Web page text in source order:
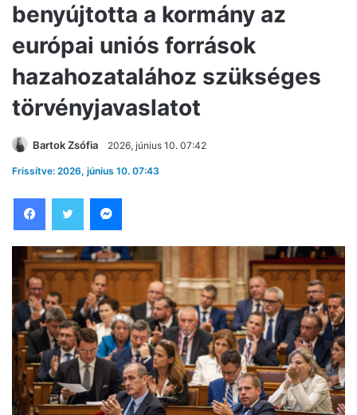
benyújtotta a kormány az
európai uniós források
hazahozatalához szükséges
törvényjavaslatot
Bartok Zsófia 2026, június 10. 07:42
Frissítve: 2026, június 10. 07:43